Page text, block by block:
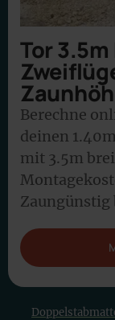
Tor
Berechne
deinen
mit 3.5m
Zaungünstig